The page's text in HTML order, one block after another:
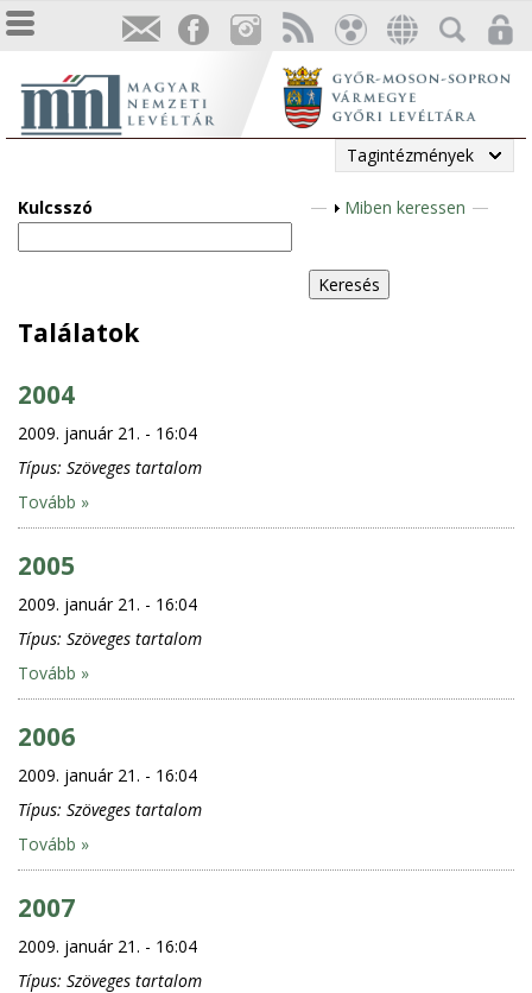
Tagintézmények
Kulcsszó
M
g
j
Miben keressen
Találatok
2004
2009. január 21. - 16:04
Típus: Szöveges tartalom
Tovább »
2005
2009. január 21. - 16:04
Típus: Szöveges tartalom
Tovább »
2006
2009. január 21. - 16:04
Típus: Szöveges tartalom
Tovább »
2007
2009. január 21. - 16:04
Típus: Szöveges tartalom